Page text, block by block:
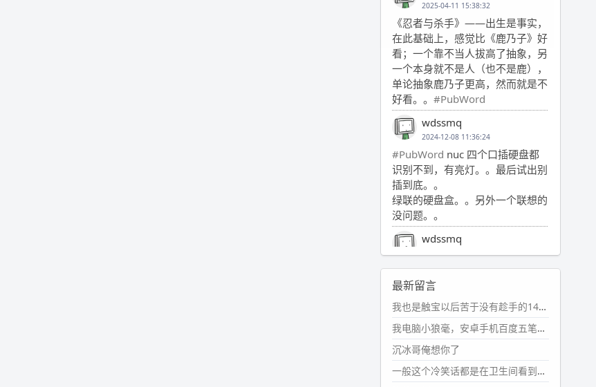
2025-04-11 15:38:32
《忍者与杀手》——出生是事实，
在此基础上，感觉比《鹿乃子》好
看；一个靠不当人拔高了抽象，另
一个本身就不是人（也不是鹿），
单论抽象鹿乃子更高，然而就是不
好看。。 #PubWord
wdssmq
2024-12-08 11:36:24
#PubWord nuc 四个口插硬盘都
识别不到，有亮灯。。最后试出别
插到底。。
绿联的硬盘盒。。另外一个联想的
没问题。。
wdssmq
2024-11-19 17:31:51
#PubWord近期观影记录：超级
马里奥，死侍与金刚狼。。
wdssmq
2024-10-08 10:12:25
#PubWord搬家也告一段落，虽
然搬过来的东西还得归置，新衣柜
虽说已经散俩月味儿了，但还是不
最新留言
我也是触宝以后苦于没有趁手的14键五笔键盘久矣上面那位兄台用的百度双键点划布局我也用过很久，那个皮肤做得很粗糙，个别键位的触发区域是错位的，快速打字时很容易出错，修改它的皮肤文件校正后勉强能用，但早年出的皮肤分辨率太低，实在谈不上美观。百度小米定制版的商店里有一个"小黑板"皮肤还不错(百度官方输入法商店里没有)，但那个风格我不喜欢这两天找到了一个叫"森林集"的公众号，开发了海量的皮肤，很多都有14键版本，付费但很便宜，几块钱，终于有自己满意的输入法了搜了一下，这个工作室还是百度的官方合作伙伴，不知道为什么14键作品都不在官方商店上架，难道是百度官方在刻意放弃14键？
我电脑小狼毫，安卓手机百度五笔，皮肤用的双键点划，挺好的。
沉冰哥俺想你了
一般这个冷笑话都是在卫生间看到的多